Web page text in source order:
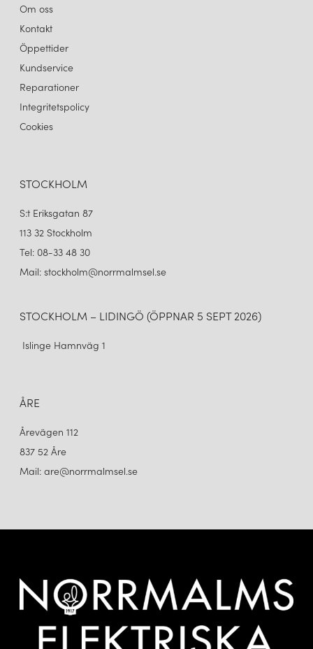
Om oss
Kontakt
Öppettider
Kundservice
Reparationer
Integritetspolicy
Cookies
STOCKHOLM
S:t Eriksgatan 87
113 32 Stockholm
Tel: 08-33 48 30
Mail: stockholm@norrmalmsel.se
STOCKHOLM – LIDINGÖ (ÖPPNAR 5 SEPT 2026)
Islinge Hamnväg 1
ÅRE
Årevägen 112
837 52 Åre
Mail: are@norrmalmsel.se